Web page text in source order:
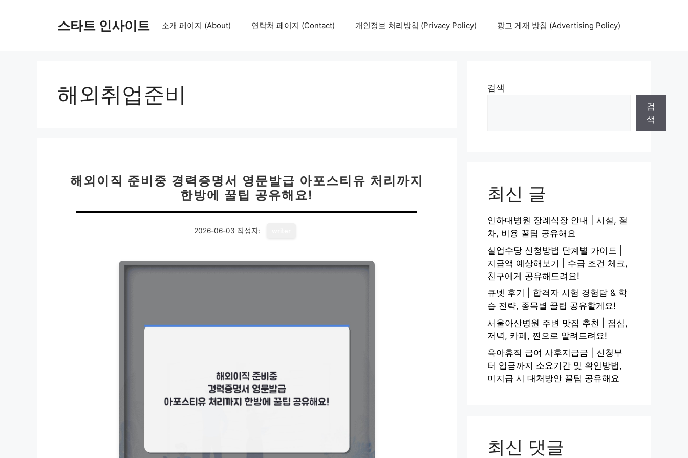
스타트 인사이트 소개 페이지 (About) 연락처 페이지 (Contact) 개인정보 처리방침 (Privacy Policy) 광고 게재 방침 (Advertising Policy)
해외취업준비
해외이직 준비중 경력증명서 영문발급 아포스티유 처리까지
한방에 꿀팁 공유해요!
2026-06-03 작성자:
검색
검
색
최신 글
인하대병원 장례식장 안내 | 시설, 절
차, 비용 꿀팁 공유해요
실업수당 신청방법 단계별 가이드 |
지급액 예상해보기 | 수급 조건 체크,
친구에게 공유해드려요!
큐넷 후기 | 합격자 시험 경험담 & 학
습 전략, 종목별 꿀팁 공유할게요!
서울아산병원 주변 맛집 추천 | 점심,
저녁, 카페, 찐으로 알려드려요!
육아휴직 급여 사후지급금 | 신청부
터 입금까지 소요기간 및 확인방법,
미지급 시 대처방안 꿀팁 공유해요
최신 댓글